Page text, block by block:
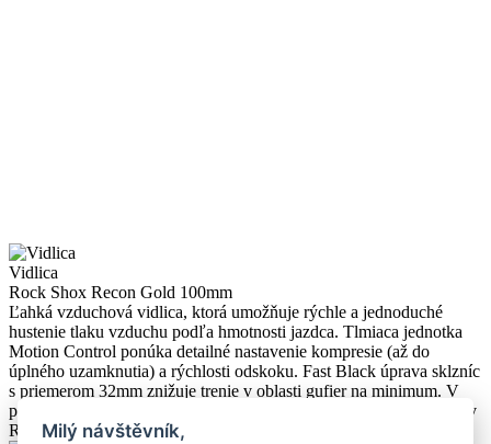
Vidlica
Rock Shox Recon Gold 100mm
Ľahká vzduchová vidlica, ktorá umožňuje rýchle a jednoduché
hustenie tlaku vzduchu podľa hmotnosti jazdca. Tlmiaca jednotka
Motion Control ponúka detailné nastavenie kompresie (až do
úplného uzamknutia) a rýchlosti odskoku. Fast Black úprava sklzníc
s priemerom 32mm znižuje trenie v oblasti gufier na minimum. V
prípade záujmu je možná aj priama montáž integrovaných blatníkov
Rock Shox.
Milý návštěvník,